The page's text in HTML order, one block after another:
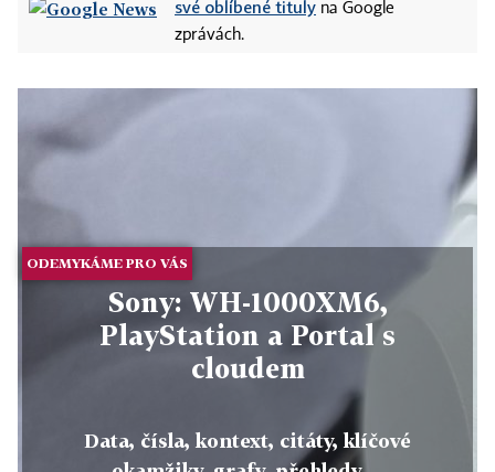
své oblíbené tituly na Google
zprávách.
ODEMYKÁME PRO VÁS
Sony: WH-1000XM6,
PlayStation a Portal s
cloudem
Data, čísla, kontext, citáty, klíčové